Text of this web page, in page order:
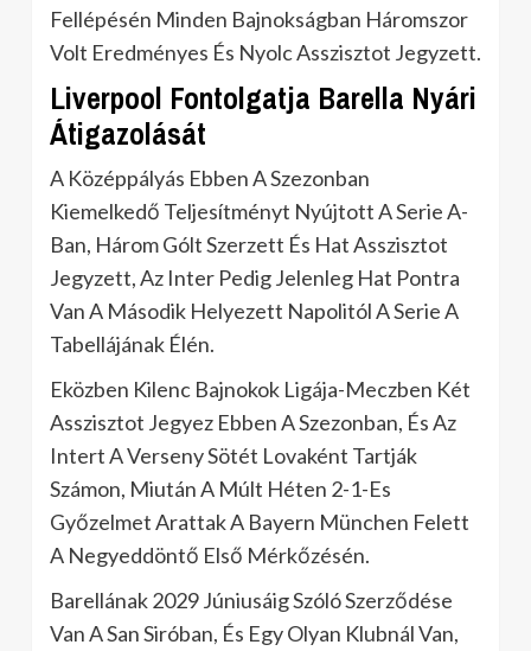
Fellépésén Minden Bajnokságban Háromszor
Volt Eredményes És Nyolc Asszisztot Jegyzett.
Liverpool Fontolgatja Barella Nyári
Átigazolását
A Középpályás Ebben A Szezonban
Kiemelkedő Teljesítményt Nyújtott A Serie A-
Ban, Három Gólt Szerzett És Hat Asszisztot
Jegyzett, Az Inter Pedig Jelenleg Hat Pontra
Van A Második Helyezett Napolitól A Serie A
Tabellájának Élén.
Eközben Kilenc Bajnokok Ligája-Meczben Két
Asszisztot Jegyez Ebben A Szezonban, És Az
Intert A Verseny Sötét Lovaként Tartják
Számon, Miután A Múlt Héten 2-1-Es
Győzelmet Arattak A Bayern München Felett
A Negyeddöntő Első Mérkőzésén.
Barellának 2029 Júniusáig Szóló Szerződése
Van A San Siróban, És Egy Olyan Klubnál Van,